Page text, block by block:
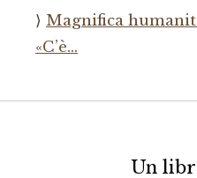
Magnifica
«C’è…
Un